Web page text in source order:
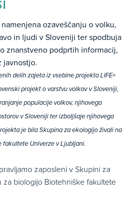
ozaveščanju o volku,
in ljudi v Sloveniji ter spodbuja
znanstveno podprtih informacij,
javnostjo.
delih zajeta iz vsebine projekta LIFE+
projekt o varstvu volkov v Sloveniji,
populacije volkov, njihovega
v Sloveniji ter izboljšaje njihovega
je bila Skupina za ekologijo živali na
Univerze v Ljubljani.
zaposleni v Skupini za
biologijo Biotehniške fakultete